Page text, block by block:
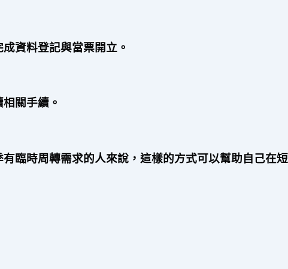
資料登記與當票開立。
關手續。
臨時周轉需求的人來說，這樣的方式可以幫助自己在